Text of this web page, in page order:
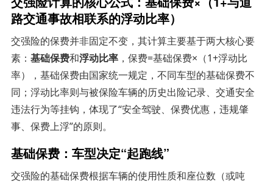
路交通事故相联系的浮动比率）
交强险的保费并非固定不变，其计算主要基于两大核心要
素： 基础保费和浮动比率，保费=基础保费×（1+浮动比
率），基础保费由国家统一规定，不同车型的基础保费不
同；浮动比率则与被保险车辆的历史出险记录、交通安全
违法行为等挂钩，体现了“安全驾驶、保费优惠，违规肇
事、保费上浮”的原则。
基础保费：车型决定“起跑线”
交强险的基础保费根据车辆的使用性质和座位数（或吨